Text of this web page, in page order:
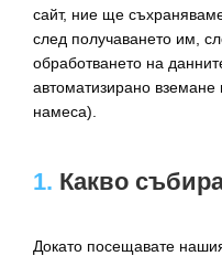
сайт, ние ще
след получаването им,
обработването на
автоматизирано
намеса).
1. Какво
Докато посещавате